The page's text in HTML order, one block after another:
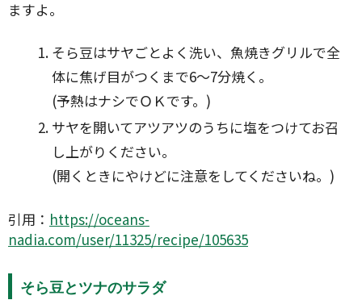
ますよ。
そら豆はサヤごとよく洗い、魚焼きグリルで全
体に焦げ目がつくまで6〜7分焼く。
(予熱はナシでＯＫです。)
サヤを開いてアツアツのうちに塩をつけてお召
し上がりください。
(開くときにやけどに注意をしてくださいね。)
引用： https://oceans-
nadia.com/user/11325/recipe/105635
そら豆とツナのサラダ